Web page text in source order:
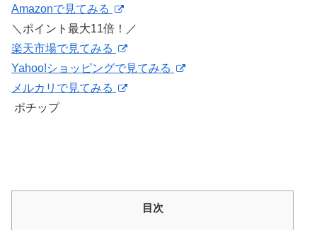
Amazonで見てみる
＼ポイント最大11倍！／
楽天市場で見てみる
Yahoo!ショッピングで見てみる
メルカリで見てみる
ポチップ
目次